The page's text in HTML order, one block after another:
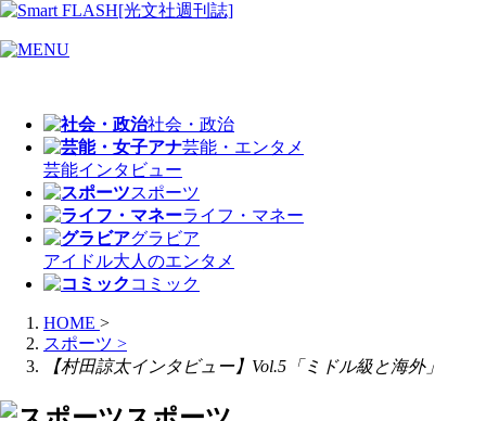
社会・政治
芸能・エンタメ
芸能インタビュー
スポーツ
ライフ・マネー
グラビア
アイドル大人のエンタメ
コミック
HOME >
スポーツ >
【村田諒太インタビュー】Vol.5「ミドル級と海外」